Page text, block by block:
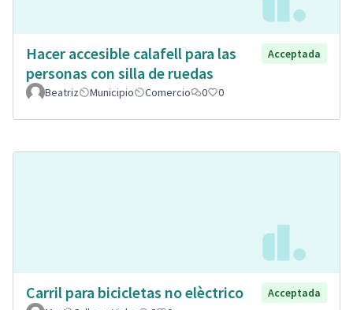
Hacer accesible calafell para las
personas con silla de ruedas
Acceptada
Beatriz Municipio Comercio 0 0
Carril para bicicletas no elèctrico
Acceptada